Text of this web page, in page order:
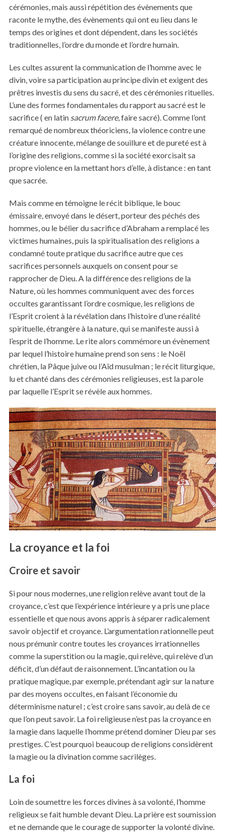
cérémonies, mais aussi répétition des évènements que
raconte le mythe, des évènements qui ont eu lieu dans le
temps des origines et dont dépendent, dans les sociétés
traditionnelles, l’ordre du monde et l’ordre humain.
Les cultes assurent la communication de l’homme avec le
divin, voire sa participation au principe divin et exigent des
prêtres investis du sens du sacré, et des cérémonies rituelles.
L’une des formes fondamentales du rapport au sacré est le
sacrifice ( en latin sacrum facere, faire sacré). Comme l’ont
remarqué de nombreux théoriciens, la violence contre une
créature innocente, mélange de souillure et de pureté est à
l’origine des religions, comme si la société exorcisait sa
propre violence en la mettant hors d’elle, à distance : en tant
que sacrée.
Mais comme en témoigne le récit biblique, le bouc
émissaire, envoyé dans le désert, porteur des péchés des
hommes, ou le bélier du sacrifice d’Abraham a remplacé les
victimes humaines, puis la spiritualisation des religions a
condamné toute pratique du sacrifice autre que ces
sacrifices personnels auxquels on consent pour se
rapprocher de Dieu. A la différence des religions de la
Nature, où les hommes communiquent avec des forces
occultes garantissant l’ordre cosmique, les religions de
l’Esprit croient à la révélation dans l’histoire d’une réalité
spirituelle, étrangère à la nature, qui se manifeste aussi à
l’esprit de l’homme. Le rite alors commémore un évènement
par lequel l’histoire humaine prend son sens : le Noël
chrétien, la Pâque juive ou l’Aïd musulman ; le récit liturgique,
lu et chanté dans des cérémonies religieuses, est la parole
par laquelle l’Esprit se révèle aux hommes.
La croyance et la foi
Croire et savoir
Si pour nous modernes, une religion relève avant tout de la
croyance, c’est que l’expérience intérieure y a pris une place
essentielle et que nous avons appris à séparer radicalement
savoir objectif et croyance. L’argumentation rationnelle peut
nous prémunir contre toutes les croyances irrationnelles
comme la superstition ou la magie, qui relève, qui relève d’un
déficit, d’un défaut de raisonnement. L’incantation ou la
pratique magique, par exemple, prétendant agir sur la nature
par des moyens occultes, en faisant l’économie du
déterminisme naturel ; c’est croire sans savoir, au delà de ce
que l’on peut savoir. La foi religieuse n’est pas la croyance en
la magie dans laquelle l’homme prétend dominer Dieu par ses
prestiges. C’est pourquoi beaucoup de religions considèrent
la magie ou la divination comme sacrilèges.
La foi
Loin de soumettre les forces divines à sa volonté, l’homme
religieux se fait humble devant Dieu. La prière est soumission
et ne demande que le courage de supporter la volonté divine.